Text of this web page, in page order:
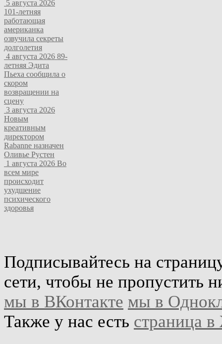
5 августа 2026
101-летняя
работающая
американка
озвучила секреты
долголетия
4 августа 2026 89-
летняя Эдита
Пьеха сообщила о
скором
возвращении на
сцену
3 августа 2026
Новым
креативным
директором
Rabanne назначен
Оливье Рустен
1 августа 2026 Во
всем мире
происходит
ухудшение
психического
здоровья
Подписывайтесь на
сети, чтобы не пропустить
мы в ВКонтакте мы в
Также у нас есть страница